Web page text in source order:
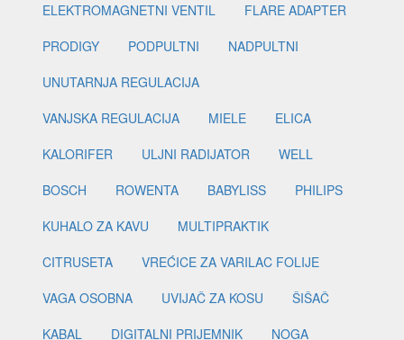
ELEKTROMAGNETNI VENTIL
FLARE ADAPTER
PRODIGY
PODPULTNI
NADPULTNI
UNUTARNJA REGULACIJA
VANJSKA REGULACIJA
MIELE
ELICA
KALORIFER
ULJNI RADIJATOR
WELL
BOSCH
ROWENTA BABYLISS
PHILIPS
KUHALO ZA KAVU
MULTIPRAKTIK
CITRUSETA
VREĆICE ZA VARILAC FOLIJE
VAGA OSOBNA
UVIJAČ ZA KOSU
ŠIŠAČ
KABAL
DIGITALNI PRIJEMNIK
NOGA